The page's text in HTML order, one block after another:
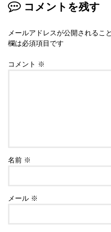
コメントを残す
メールアドレスが公開されるこ
欄は必須項目です
コメント ※
名前 ※
メール ※